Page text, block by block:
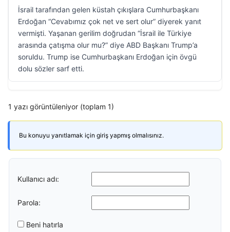
İsrail tarafından gelen küstah çıkışlara Cumhurbaşkanı
Erdoğan “Cevabımız çok net ve sert olur” diyerek yanıt
vermişti. Yaşanan gerilim doğrudan “İsrail ile Türkiye
arasında çatışma olur mu?” diye ABD Başkanı Trump’a
soruldu. Trump ise Cumhurbaşkanı Erdoğan için övgü
dolu sözler sarf etti.
1 yazı görüntüleniyor (toplam 1)
Bu konuyu yanıtlamak için giriş yapmış olmalısınız.
Kullanıcı adı:
Parola:
Beni hatırla